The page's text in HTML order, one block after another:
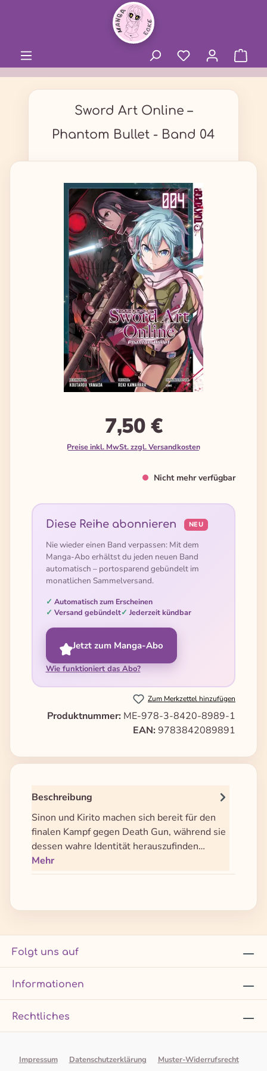
Sword Art Online –
Phantom Bullet - Band 04
Bildergalerie überspringen
7,50 €
Preise inkl. MwSt. zzgl. Versandkosten
Nicht mehr verfügbar
Diese Reihe abonnieren NEU
Nie wieder einen Band verpassen: Mit dem
Manga-Abo erhältst du jeden neuen Band
automatisch – portosparend gebündelt im
monatlichen Sammelversand.
Automatisch zum Erscheinen
Versand gebündelt
Jederzeit kündbar
Jetzt zum Manga-Abo
Wie funktioniert das Abo?
Zum Merkzettel hinzufügen
Produktnummer: ME-978-3-8420-8989-1
EAN: 9783842089891
Beschreibung
Sinon und Kirito machen sich bereit für den
finalen Kampf gegen Death Gun, während sie
dessen wahre Identität herauszufinden…
Mehr
Folgt uns auf
Informationen
Rechtliches
Impressum Datenschutzerklärung Muster-Widerrufsrecht